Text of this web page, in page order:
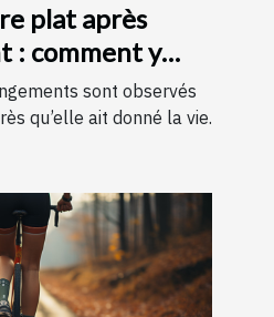
plat après
: comment y
sont observés
qu’elle ait donné la vie.